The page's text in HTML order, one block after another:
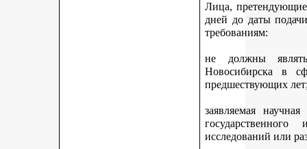
Лица,
дней до даты
требованиям:
не должны
Новосибирска в
предшествующих
заявляемая
исследований или